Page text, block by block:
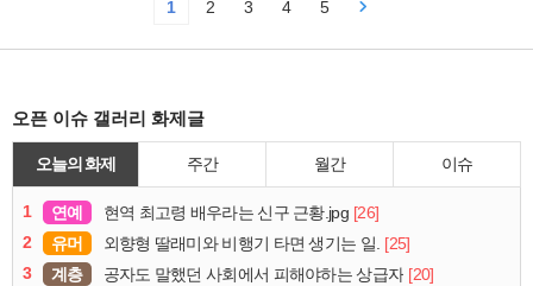
1 2 3 4 5
오픈 이슈 갤러리 화제글
오늘의 화제 주간 월간 이슈
1 연예 현역 최고령 배우라는 신구 근황.jpg [26]
2
유머 외향형 딸래미와 비행기 타면 생기는 일. [25]
3
계층 공자도 말했던 사회에서 피해야하는 상급자 [20]